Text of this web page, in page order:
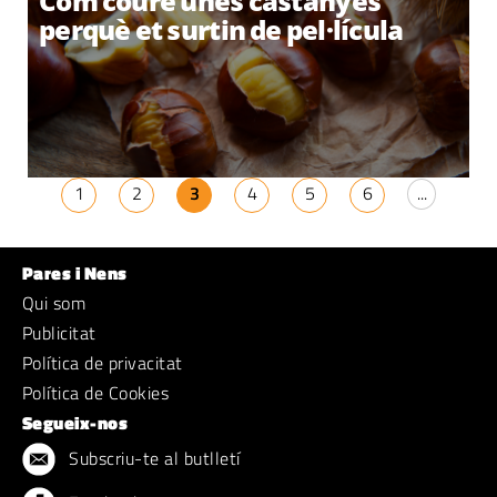
perquè et surtin de pel·lícula
1 2 3 4 5 6 ...
Pares i Nens
Qui som
Publicitat
Política de privacitat
Política de Cookies
Segueix-nos
Subscriu-te al butlletí